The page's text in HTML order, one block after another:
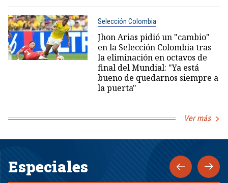
Selección Colombia
Jhon Arias pidió un "cambio"
en la Selección Colombia tras
la eliminación en octavos de
final del Mundial: "Ya está
bueno de quedarnos siempre a
la puerta"
Ver más
Especiales